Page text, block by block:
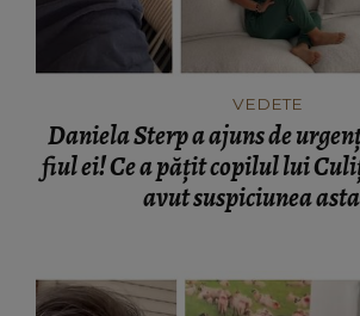
VEDETE
Daniela Sterp a ajuns de
fiul ei! Ce a pățit copilul lui
avut suspiciunea